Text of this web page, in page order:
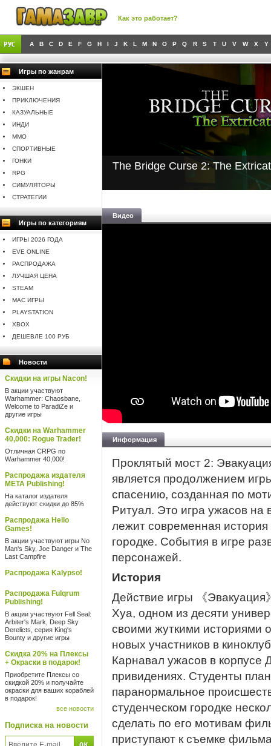
Как это работает?
A B C D E F G H I J K L M N O P Q R S T U V W X Y
Игры по жанрам
ЭКШЕН
ПРИКЛЮЧЕНИЯ
КАЗУАЛЬНЫЕ
ИНДИ
MMO
СПОРТИВНЫЕ
ГОНКИ
RPG
СИМУЛЯТОРЫ
СТРАТЕГИИ
Игры по категориям
ИГРЫ 2026 ГОДА
EVE ONLINE
РАСПРОДАЖА
ЛУЧШАЯ ЦЕНА
STEAM
MAC ИГРЫ
PLAYSTATION
XBOX
ДЕШЕВЛЕ 100 РУБ
Новости
Скидки на игры Nacon!
В акции участвуют
Warhammer: Chaosbane,
Welcome to ParadiZe и
другие игры
Скидки на Warhammer
40,000: Rogue Trader!
Отличная CRPG по
Warhammer 40,000!
Распродажа издателя
META Publishing!
На каталог издателя
действуют скидки до 85%
Распродажа Hello
Games!
В акции участвуют игры No
Man's Sky, Joe Danger и The
Last Campfire
Распродажа Kalypso!
Распродажа Fulqrum
Publishing!
В акции участвуют Fell Seal:
Arbiter's Mark, Deep Sky
Derelicts, серия King's
Bounty и другие игры
Скидка 20% на Плексы
+ Окраски в подарок!
Приобретите Плексы со
скидкой 20% и получайте
окраски для ваших кораблей
в подарок!
все новости
Подписка на новости
The Bridge Curse 2: The
Видео
Информация
Проклятый мост 2:
является продолжением
спасению, созданная по
Ритуал. Это игра ужасов на
лежит современная
городке. События в игре
персонажей.
История
Действие игры 《Эвакуация
Хуа, одном из десяти
своими жуткими историями
новых участников в
Карнавал ужасов в корпусе
привидениях. Студенты
паранормальное
студенческом городке
сделать по его мотивам
приступают к съемке